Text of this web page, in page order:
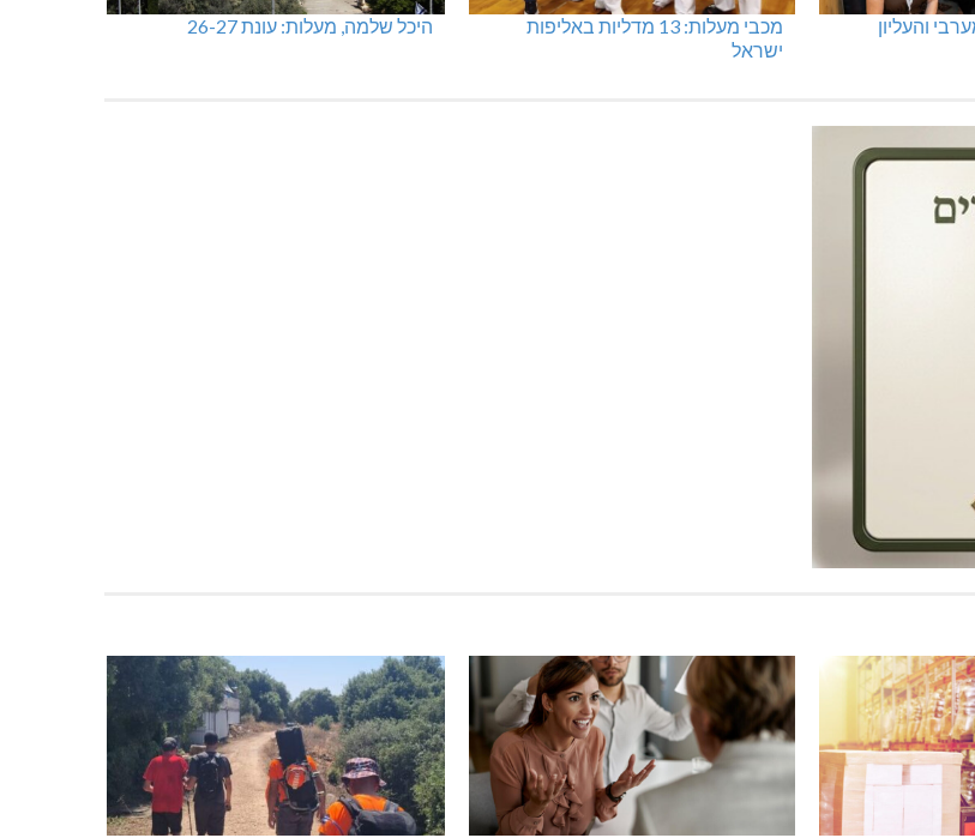
והעליון
מכבי מעלות: 13 מדליות באליפות
ישראל
היכל שלמה, מעלות: עונת 26-27